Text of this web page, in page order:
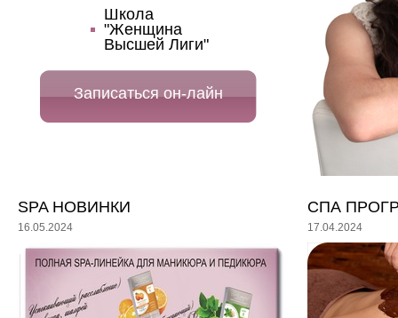
Школа
"Женщина
Высшей Лиги"
Записаться он-лайн
SPA НОВИНКИ
16.05.2024
СПА
17.04.2024